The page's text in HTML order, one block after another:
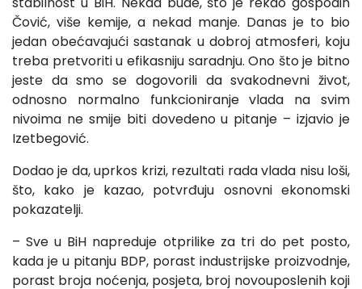
Čović, više kemije, a nekad manje. Danas je to bio
jedan obećavajući sastanak u dobroj atmosferi, koju
treba pretvoriti u efikasniju saradnju. Ono što je bitno
jeste da smo se dogovorili da svakodnevni život,
odnosno normalno funkcioniranje vlada na svim
nivoima ne smije biti dovedeno u pitanje – izjavio je
Izetbegović.
Dodao je da, uprkos krizi, rezultati rada vlada nisu loši,
što, kako je kazao, potvrđuju osnovni ekonomski
pokazatelji.
– Sve u BiH napreduje otprilike za tri do pet posto,
kada je u pitanju BDP, porast industrijske proizvodnje,
porast broja noćenja, posjeta, broj novouposlenih koji